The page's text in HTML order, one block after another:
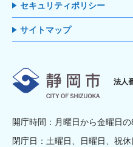
セキュリティポリシー
サイトマップ
静法人
開庁時間：月曜日から金曜日
閉庁日：土曜日、日曜日、祝